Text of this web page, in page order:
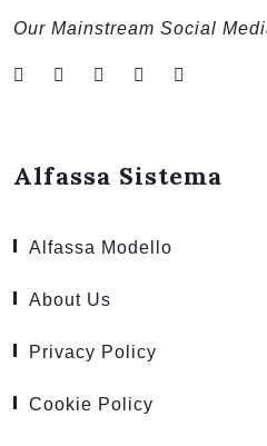
Our Mainstream Social
Alfassa Sistema
Alfassa Modello
About Us
Privacy Policy
Cookie Policy